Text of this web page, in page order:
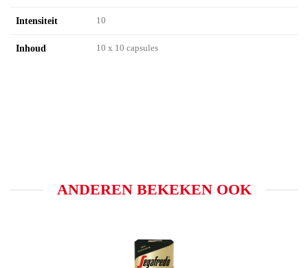
Intensiteit 10
Inhoud 10 x 10 capsules
ANDEREN BEKEKEN OOK